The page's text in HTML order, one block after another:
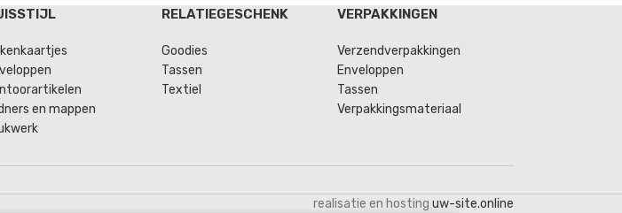
en mappen
RELATIEGESCHENK
Goodies
Tassen
Textiel
VERPAKKINGEN
Verzendverpakkingen
Enveloppen
Tassen
Verpakkingsmateriaal
realisatie en hosting uw-site.online